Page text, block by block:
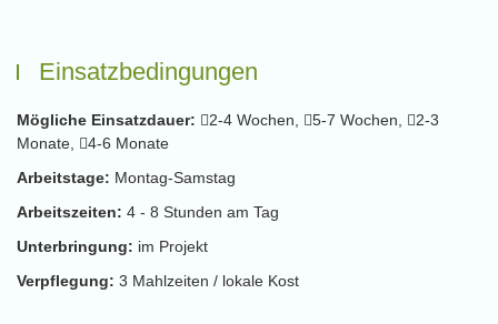
Einsatzbedingungen
Mögliche Einsatzdauer: 2-4 Wochen, 5-7 Wochen,
2-3
Monate,
4-6 Monate
Arbeitstage: Montag-Samstag
Arbeitszeiten: 4 - 8 Stunden am Tag
Unterbringung: im Projekt
Verpflegung: 3 Mahlzeiten / lokale Kost